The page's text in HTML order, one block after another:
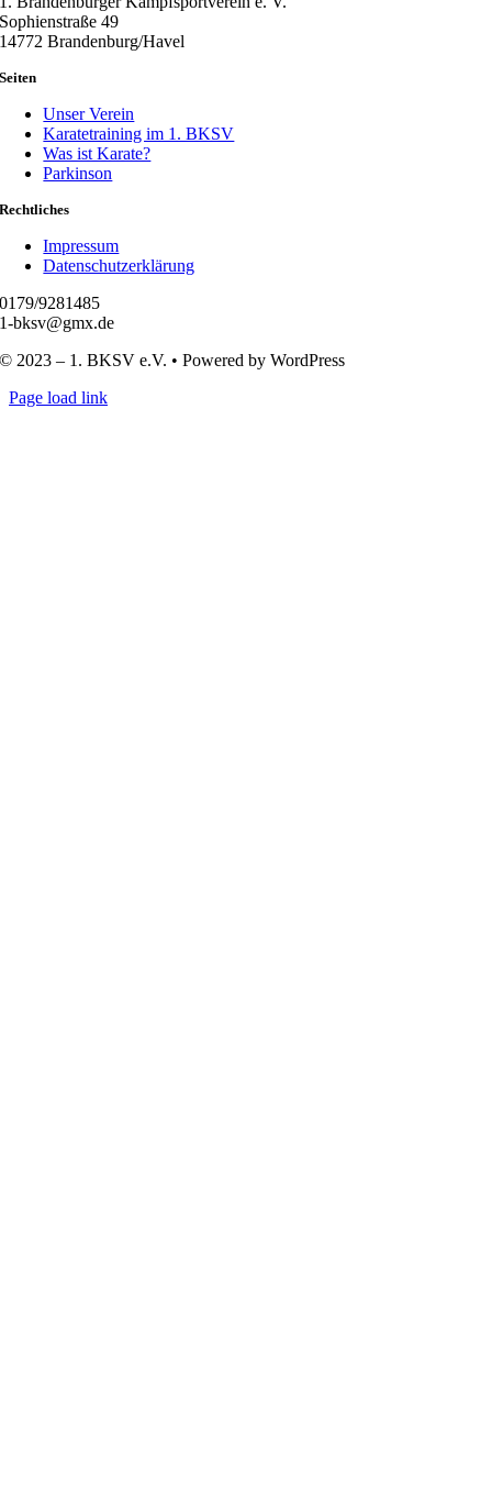
Sophienstraße 49
14772 Brandenburg/Havel
Seiten
Unser Verein
Karatetraining im 1. BKSV
Was ist Karate?
Parkinson
Rechtliches
Impressum
Datenschutzerklärung
0179/9281485
1-bksv@gmx.de
© 2023 – 1. BKSV e.V. • Powered by WordPress
Page load link